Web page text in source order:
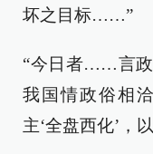
坏之目标……”
“今日者……言政
我国情政俗相
主‘全盘西化’